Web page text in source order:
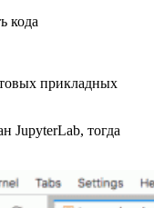
кода
прикладных
JupyterLab, тогда